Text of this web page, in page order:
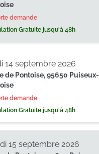
demande
Gratuite jusqu'à 48h
de Pontoise, 95650 Puiseux-
demande
Gratuite jusqu'à 48h
14 septembre 2026
15 septembre 2026